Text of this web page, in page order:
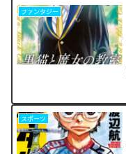
ファンタジー
スポーツ